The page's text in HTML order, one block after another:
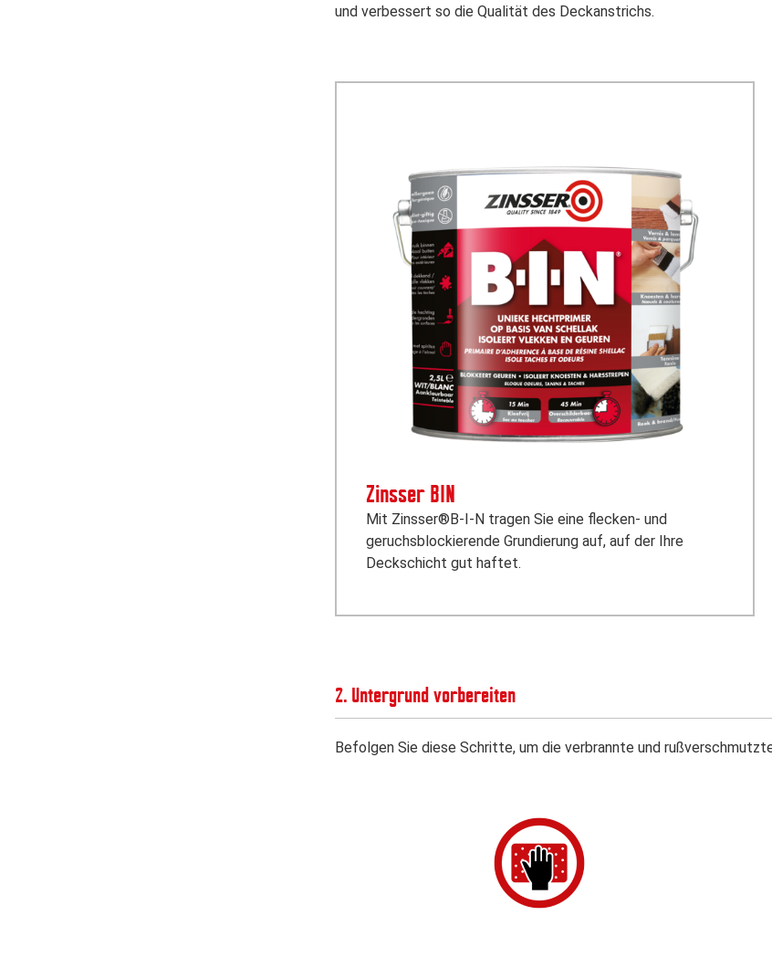
und verbessert so die Qualität des Deckanstrichs.
Zinsser BIN
Mit Zinsser®B-I-N tragen Sie eine flecken- und
geruchsblockierende Grundierung auf, auf der Ihre
Deckschicht gut haftet.
2. Untergrund vorbereiten
Befolgen Sie diese Schritte, um die verbrannte und